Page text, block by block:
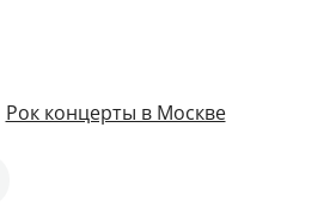
Рок концерты в Москве